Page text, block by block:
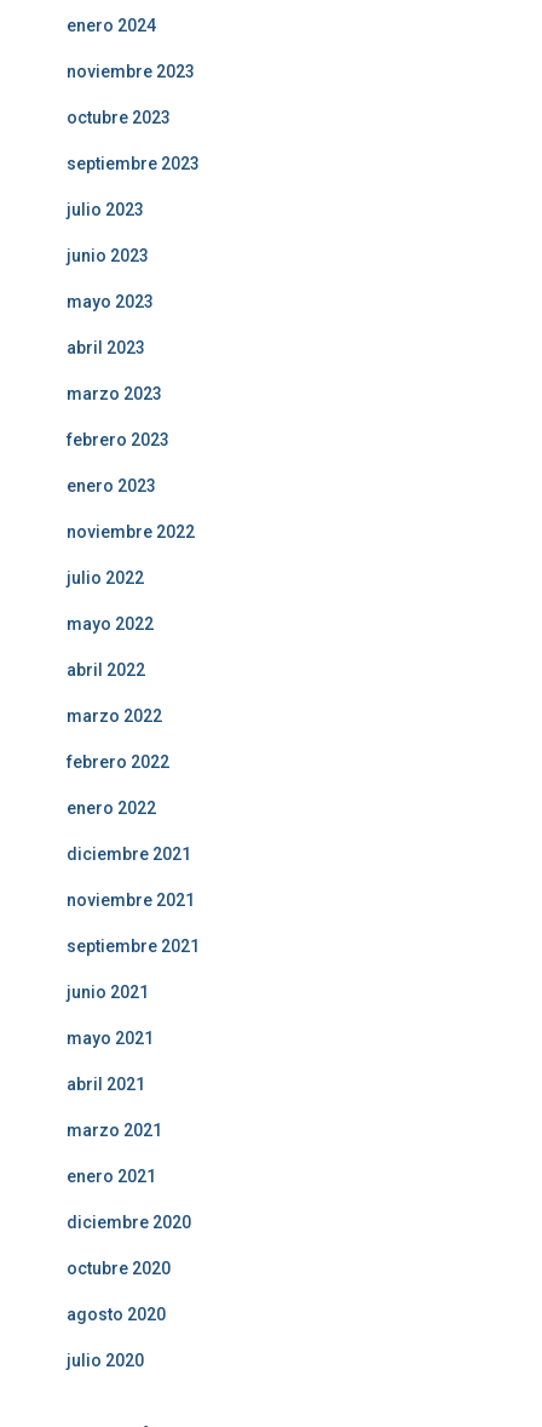
enero 2024
noviembre 2023
octubre 2023
septiembre 2023
julio 2023
junio 2023
mayo 2023
abril 2023
marzo 2023
febrero 2023
enero 2023
noviembre 2022
julio 2022
mayo 2022
abril 2022
marzo 2022
febrero 2022
enero 2022
diciembre 2021
noviembre 2021
septiembre 2021
junio 2021
mayo 2021
abril 2021
marzo 2021
enero 2021
diciembre 2020
octubre 2020
agosto 2020
julio 2020